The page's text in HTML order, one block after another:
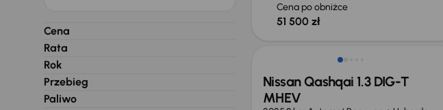
Cena
Rata
Rok
Przebieg
Paliwo
Cena po obniżce
51 500 zł
Od nowego taniej o 36 775 zł
Nissan Qashqai 1.3 DIG-T
MHEV